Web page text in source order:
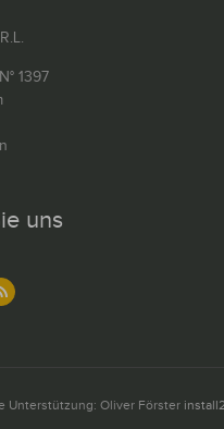
1397
uns
Unterstützung: Oliver Förster